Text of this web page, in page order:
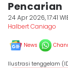
Pencarian
24 Apr 2026, 17:41
Halbert Caniago
News
Ilustrasi tenggelam